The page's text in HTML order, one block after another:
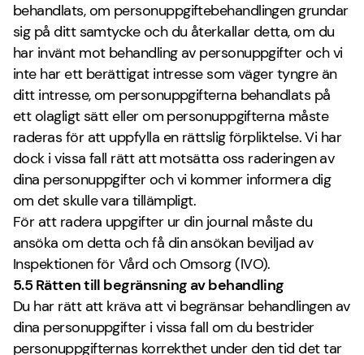
behandlats, om personuppgiftebehandlingen grundar
sig på ditt samtycke och du återkallar detta, om du
har invänt mot behandling av personuppgifter och vi
inte har ett berättigat intresse som väger tyngre än
ditt intresse, om personuppgifterna behandlats på
ett olagligt sätt eller om personuppgifterna måste
raderas för att uppfylla en rättslig förpliktelse. Vi har
dock i vissa fall rätt att motsätta oss raderingen av
dina personuppgifter och vi kommer informera dig
om det skulle vara tillämpligt.
För att radera uppgifter ur din journal måste du
ansöka om detta och få din ansökan beviljad av
Inspektionen för Vård och Omsorg (IVO).
5.5 Rätten till begränsning av behandling
Du har rätt att kräva att vi begränsar behandlingen av
dina personuppgifter i vissa fall om du bestrider
personuppgifternas korrekthet under den tid det tar